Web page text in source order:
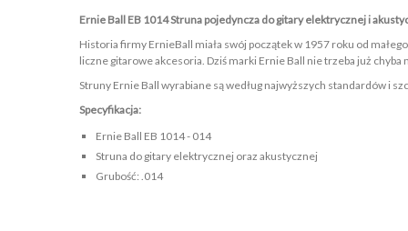
Ernie Ball EB 1014 Struna pojedyncza do gitary elektrycznej i
Historia firmy ErnieBall miała swój początek w 1957 roku od
liczne gitarowe akcesoria. Dziś marki Ernie Ball nie trzeba już
Struny Ernie Ball wyrabiane są według najwyższych standardów i
Specyfikacja:
Ernie Ball EB 1014 - 014
Struna do gitary elektrycznej oraz akustycznej
Grubość: .014